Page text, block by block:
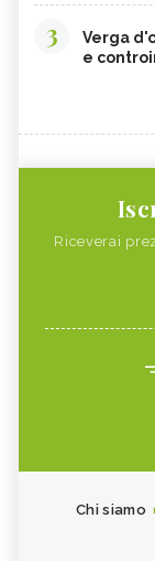
3
Verga
e
Riceverai
Chi siamo